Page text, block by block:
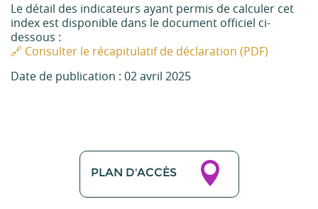
Le détail des indicateurs ayant permis de calculer cet
index est disponible dans le document officiel ci-
dessous :
🔗 Consulter le récapitulatif de déclaration (PDF)
Date de publication : 02 avril 2025
PLAN D'ACCÈS